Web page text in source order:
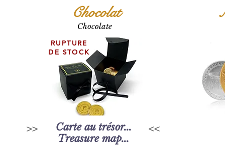
Chocolate
RUPTURE
DE STOCK
Chocolat
Carte au trésor...
Treasure map...